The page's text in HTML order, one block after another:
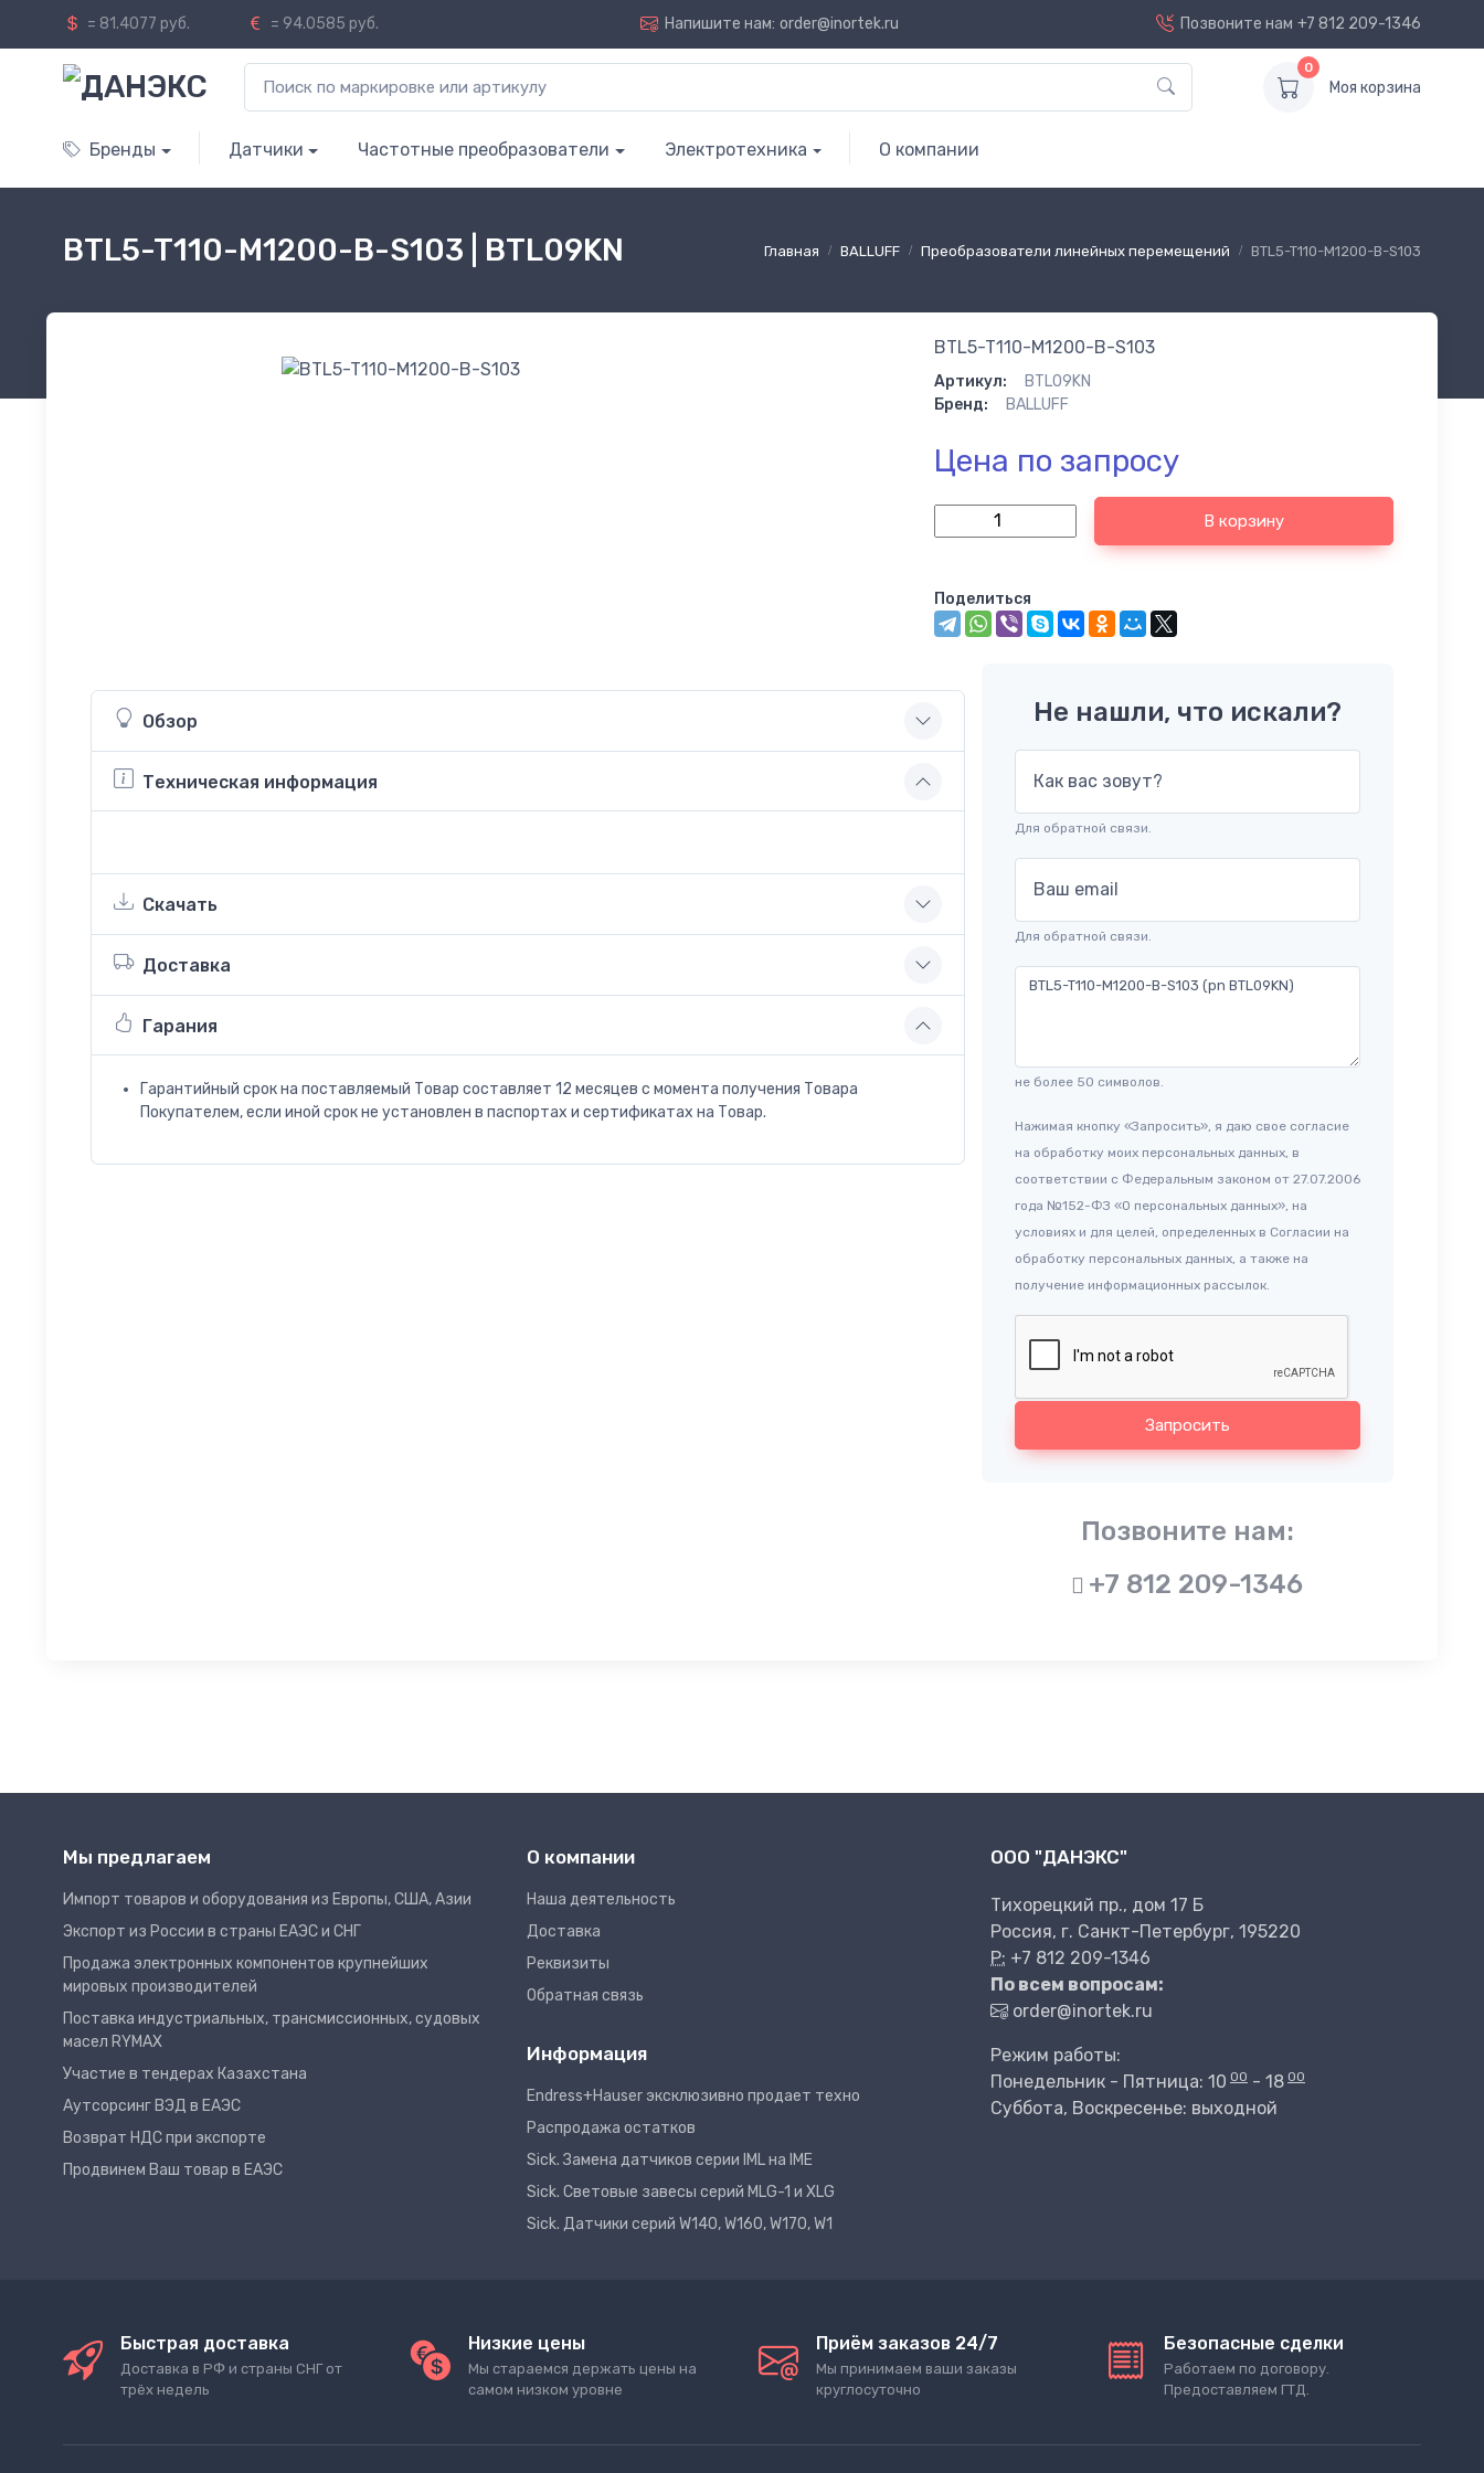
= 81.4077 руб. = 94.0585 руб. Напишите нам: order@inortek.ru Позвоните нам +7 812 209-1346
0
Моя корзина
Бренды Датчики Частотные преобразователи Электротехника О компании
Главная BALLUFF Преобразователи линейных перемещений BTL5-T110-M1200-B-S103
BTL5-T110-M1200-B-S103 | BTL09KN
BTL5-T110-M1200-B-S103
Артикул:
BTL09KN
Бренд:
BALLUFF
Цена по запросу
В корзину
Поделиться
Обзор
Техническая информация
Скачать
Доставка
Гарания
Гарантийный срок на поставляемый Товар составляет 12 месяцев с момента получения Товара
Покупателем, если иной срок не установлен в паспортах и сертификатах на Товар.
Не нашли, что искали?
Как вас зовут?
Для обратной связи.
Ваш email
Для обратной связи.
не более 50 символов.
Нажимая кнопку «Запросить», я даю свое согласие
на обработку моих персональных данных, в
соответствии с Федеральным законом от 27.07.2006
года №152-ФЗ «О персональных данных», на
условиях и для целей, определенных в Согласии на
обработку персональных данных, а также на
получение информационных рассылок.
Запросить
Позвоните нам:
+7 812 209-1346
Мы предлагаем
Импорт товаров и оборудования из Европы, США, Азии
Экспорт из России в страны ЕАЭС и СНГ
Продажа электронных компонентов крупнейших
мировых производителей
Поставка индустриальных, трансмиссионных, судовых
масел RYMAX
Участие в тендерах Казахстана
Аутсорсинг ВЭД в ЕАЭС
Возврат НДС при экспорте
Продвинем Ваш товар в ЕАЭС
О компании
Наша деятельность
Доставка
Реквизиты
Обратная связь
Информация
Endress+Hauser эксклюзивно продает техно
Распродажа остатков
Sick. Замена датчиков серии IML на IME
Sick. Световые завесы серий MLG-1 и XLG
Sick. Датчики серий W140, W160, W170, W1
ООО "ДАНЭКС"
Тихорецкий пр., дом 17 Б
Россия, г. Санкт-Петербург, 195220
P: +7 812 209-1346
По всем вопросам:
order@inortek.ru
Режим работы:
Понедельник - Пятница: 10 00 - 18 00
Суббота, Воскресенье: выходной
Быстрая доставка
Доставка в РФ и страны СНГ от
трёх недель
Низкие цены
Мы стараемся держать цены на
самом низком уровне
Приём заказов 24/7
Мы принимаем ваши заказы
круглосуточно
Безопасные сделки
Работаем по договору.
Предоставляем ГТД.